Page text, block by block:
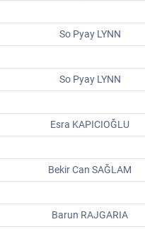
So Pyay LYNN
So Pyay LYNN
Esra KAPICIOĞLU
Bekir Can SAĞLAM
Barun RAJGARIA